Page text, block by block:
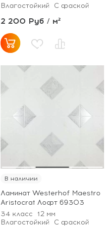
Влагостойкий
С фаской
2 200 Руб / м²
В наличии
Ламинат Westerhof Maestro
Aristocrat Лофт 69303
34 класс
12 мм
Влагостойкий
С фаской